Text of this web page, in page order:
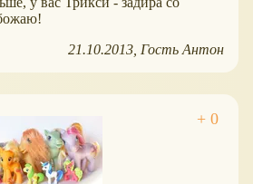
21.10.2013 Гость Антон